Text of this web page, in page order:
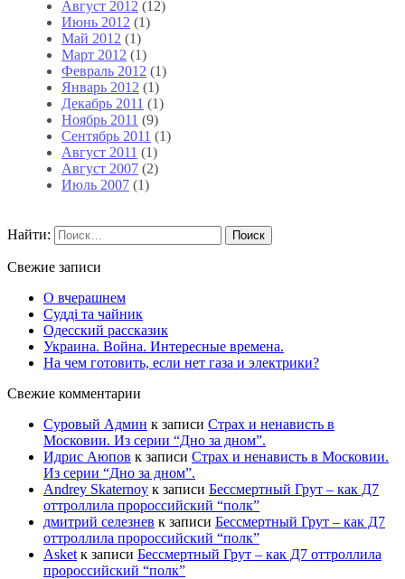
Август 2012 (12)
Июнь 2012 (1)
Май 2012 (1)
Март 2012 (1)
Февраль 2012 (1)
Январь 2012 (1)
Декабрь 2011 (1)
Ноябрь 2011 (9)
Сентябрь 2011 (1)
Август 2011 (1)
Август 2007 (2)
Июль 2007 (1)
Найти:
Свежие записи
О вчерашнем
Судді та чайник
Одесский рассказик
Украина. Война. Интересные времена.
На чем готовить, если нет газа и электрики?
Свежие комментарии
Суровый Админ к записи Страх и ненависть в
Московии. Из серии “Дно за дном”.
Идрис Аюпов к записи Страх и ненависть в Московии.
Из серии “Дно за дном”.
Andrey Skaternoy к записи Бессмертный Грут – как Д7
оттроллила пророссийский “полк”
дмитрий селезнев к записи Бессмертный Грут – как Д7
оттроллила пророссийский “полк”
Asket к записи Бессмертный Грут – как Д7 оттроллила
пророссийский “полк”